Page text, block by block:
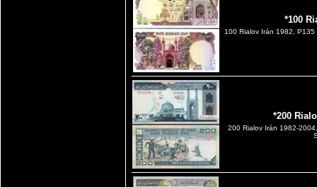
*100
100 Rialov Irán 1982, P135
*200
200 Rialov Irán 1982-